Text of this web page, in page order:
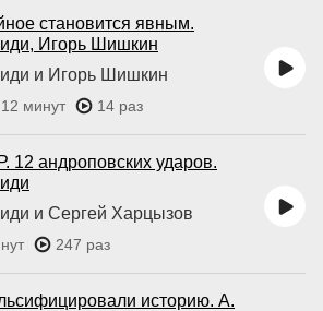
становится явным.
Игорь Шишкин
и Игорь Шишкин
минут 14 раз
12 андроповских ударов.
и Сергей Харцызов
247 раз
историю. А.